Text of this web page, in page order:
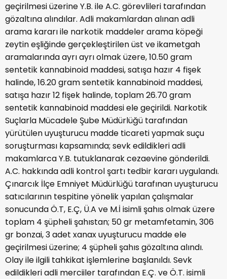
geçirilmesi üzerine Y.B. ile A.C. görevlileri tarafından
gözaltına alındılar. Adli makamlardan alınan adli
arama kararı ile narkotik maddeler arama köpeği
zeytin eşliğinde gerçekleştirilen üst ve ikametgah
aramalarında ayrı ayrı olmak üzere, 10.50 gram
sentetik kannabinoid maddesi, satışa hazır 4 fişek
halinde, 16.20 gram sentetik kannabinoid maddesi,
satışa hazır 12 fişek halinde, toplam 26.70 gram
sentetik kannabinoid maddesi ele geçirildi. Narkotik
Suçlarla Mücadele Şube Müdürlüğü tarafından
yürütülen uyuşturucu madde ticareti yapmak suçu
soruşturması kapsamında; sevk edildikleri adli
makamlarca Y.B. tutuklanarak cezaevine gönderildi.
A.C. hakkında adli kontrol şartı tedbir kararı uygulandı.
Çınarcık İlçe Emniyet Müdürlüğü tarafınan uyuşturucu
satıcılarının tespitine yönelik yapılan çalışmalar
sonucunda Ö.T, E.Ç, Ü.A ve M.İ isimli şahıs olmak üzere
toplam 4 şüpheli şahıstan; 50 gr metamfetamin, 306
gr bonzai, 3 adet xanax uyuşturucu madde ele
geçirilmesi üzerine; 4 şüpheli şahıs gözaltına alındı.
Olay ile ilgili tahkikat işlemlerine başlanıldı. Sevk
edildikleri adli merciiler tarafından E.Ç. ve Ö.T. isimli